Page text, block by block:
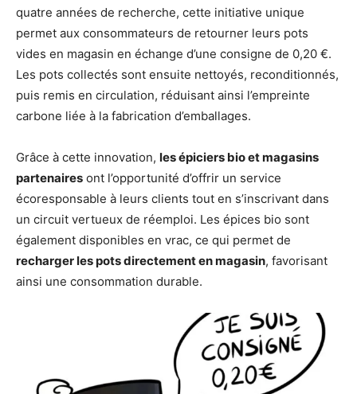
quatre années de recherche, cette initiative unique
permet aux consommateurs de retourner leurs pots
vides en magasin en échange d’une consigne de 0,20 €.
Les pots collectés sont ensuite nettoyés, reconditionnés,
puis remis en circulation, réduisant ainsi l’empreinte
carbone liée à la fabrication d’emballages.
Grâce à cette innovation, les épiciers bio et magasins
partenaires ont l’opportunité d’offrir un service
écoresponsable à leurs clients tout en s’inscrivant dans
un circuit vertueux de réemploi. Les épices bio sont
également disponibles en vrac, ce qui permet de
recharger les pots directement en magasin, favorisant
ainsi une consommation durable.